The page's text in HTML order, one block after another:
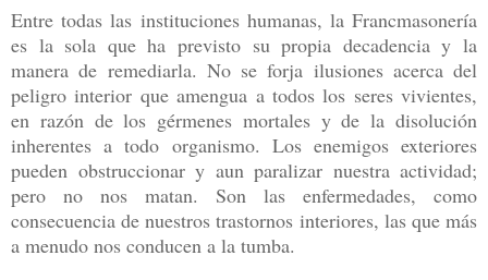
Entre todas las instituciones humanas, la Francmasonería
es la sola que ha previsto su propia decadencia y la
manera de remediarla. No se forja ilusiones acerca del
peligro interior que amengua a todos los seres vivientes,
en razón de los gérmenes mortales y de la disolución
inherentes a todo organismo. Los enemigos exteriores
pueden obstruccionar y aun paralizar nuestra actividad;
pero no nos matan. Son las enfermedades, como
consecuencia de nuestros trastornos interiores, las que más
a menudo nos conducen a la tumba.